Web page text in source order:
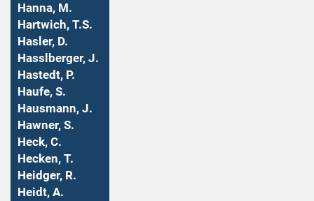
Hanna, M.
Hartwich, T.S.
Hasler, D.
Hasslberger, J.
Hastedt, P.
Haufe, S.
Hausmann, J.
Hawner, S.
Heck, C.
Hecken, T.
Heidger, R.
Heidt, A.